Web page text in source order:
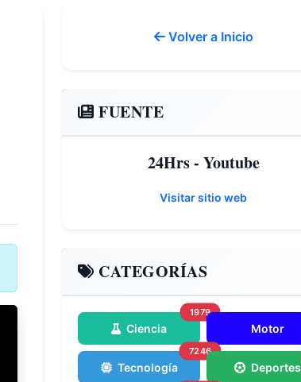
Volver a Inicio
FUENTE
24Hrs - Youtube
Visitar sitio web
CATEGORÍAS
Ciencia
1979
Motor
Tecnología
7246
Deportes